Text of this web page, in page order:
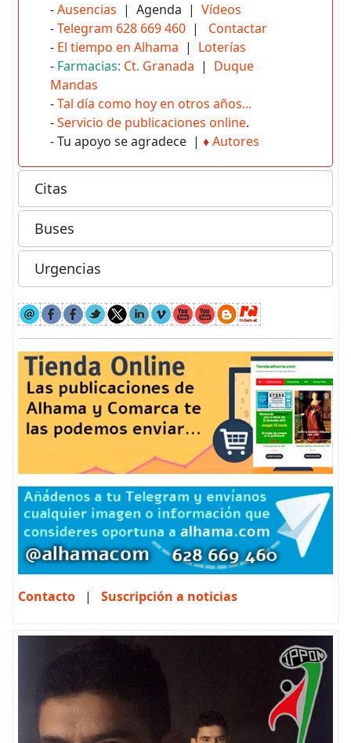
-Ausencias | Agenda | Vídeos
-Telegram 628 669 460 | Contactar
- El tiempo en Alhama | Loterías
- Farmacias: Ct. Granada | Duque
Mandas
-Tal día como hoy en otros años...
-Servicio de publicaciones online.
- Tu apoyo se agradece | ♦Autores
Citas
Buses
Urgencias
Contacto | Suscripción a noticias